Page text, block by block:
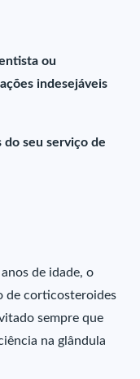
ou
indesejáveis
do seu serviço de
de idade, o
de corticosteroides
sempre que
na glândula